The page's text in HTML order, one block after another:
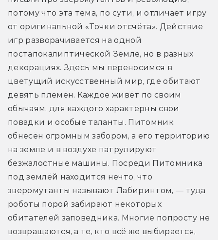
потому что эта тема, по сути, и отличает игру
от оригинальной «Точки отсчёта». Действие
игр разворачивается на одной
постапокалиптической Земле, но в разных
декорациях. Здесь мы переносимся в
цветущий искусственный мир, где обитают
девять племён. Каждое живёт по своим
обычаям, для каждого характерны свои
повадки и особые таланты. Питомник
обнесён огромным забором, а его территорию
на земле и в воздухе патрулируют
безжалостные машины. Посреди Питомника
под землёй находится нечто, что
зверомутанты называют Лабиринтом, — туда
роботы порой забирают некоторых
обитателей заповедника. Многие попросту не
возвращаются, а те, кто всё же выбирается,